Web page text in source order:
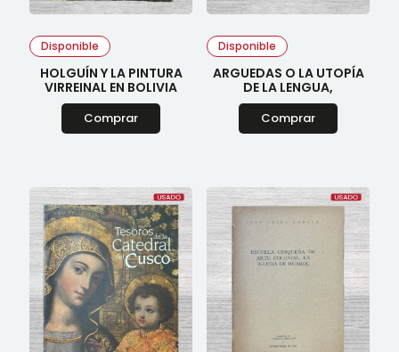
Disponible
HOLGUÍN Y LA PINTURA
VIRREINAL EN BOLIVIA
Comprar
Disponible
ARGUEDAS O LA UTOPÍA
DE LA LENGUA,
Comprar